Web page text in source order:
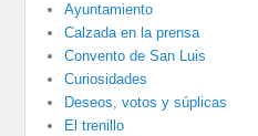
Ayuntamiento
Calzada en la prensa
Convento de San Luis
Curiosidades
Deseos, votos y súplicas
El trenillo